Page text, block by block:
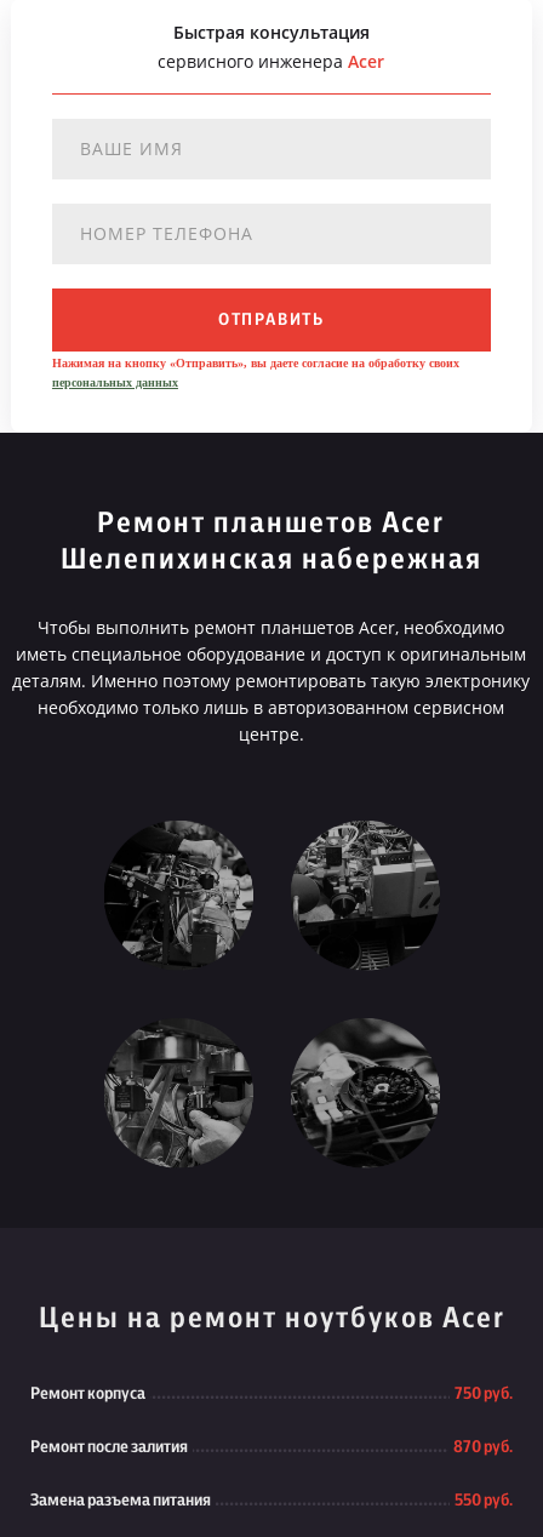
Быстрая консультация
сервисного инженераAcer
ОТПРАВИТЬ
Нажимая на кнопку «Отправить», вы даете согласие на обработку своих
персональных данных
Ремонт планшетов Acer
Шелепихинская набережная
Чтобы выполнить ремонт планшетов Acer, необходимо
иметь специальное оборудование и доступ к оригинальным
деталям. Именно поэтому ремонтировать такую электронику
необходимо только лишь в авторизованном сервисном
центре.
Цены на ремонт ноутбуков Acer
Ремонт корпуса 750 руб.
Ремонт после залития 870 руб.
Замена разъема питания 550 руб.